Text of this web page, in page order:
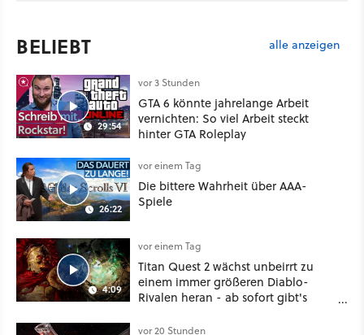
BELIEBT alle anzeigen
29:54
vor 3 Stunden
GTA 6 könnte jahrelange Arbeit
vernichten: So viel Arbeit steckt
hinter GTA Roleplay
26:22
vor einem Tag
Die bittere Wahrheit über AAA-
Spiele
4:09
vor einem Tag
Titan Quest 2 wächst unbeirrt zu
einem immer größeren Diablo-
Rivalen heran - ab sofort gibt's
Klasse
vor 20 Stunden